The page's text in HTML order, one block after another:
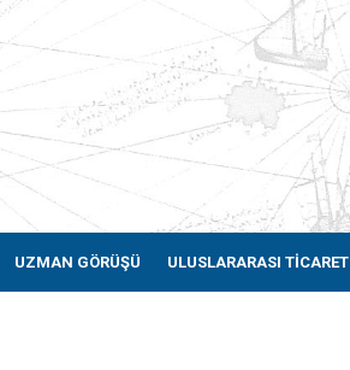
UZMAN GÖRÜŞÜ ULUSLARARASI TİCARET